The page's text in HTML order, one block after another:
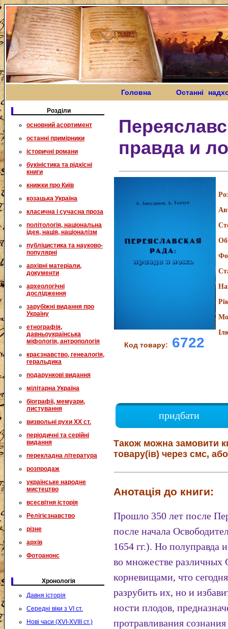
Головна Останні
Розділи
основний асортимент
останні примірники
історичні романи
букіністика та рідкісні
книги
книжки про Київ
козацька Україна
класична і сучасна проза
політологія, національна
ідея, нація, націоналізм
публіцистика та науково-
популярні
архівні матеріали,
документи
археологічні
дослідження
зарубіжні видання про
Україну
етнографія,
давньоукраїнська
міфологія, антропологія
краєзнавство, генеалогія,
геральдика
подарункові видання
мілітарна Україна
біографії, мемуари,
листування
визвольні рухи XX ст.
періодичні та серійні
видання
перекладна література
розпродаж
українське народне
мистецтво
всесвітня історія
Релігієзнавство
різне
архів
Фотоанонс
Хронологія
Давня історія
Середні віки з VI ст.
Нові часи (XVI-XVIII ст.)
правда и
Код товару: 6722
придбати
Також можна замовити
товару(ів) через смс,
Анотація до книги:
Прошло 350 лет после
после начала
1654 гг.). Но полуправда
во множестве
корневищами, что
разрубить их, но и
ности плодов,
протравливания